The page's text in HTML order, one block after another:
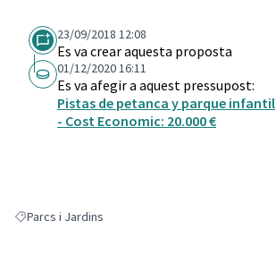
23/09/2018 12:08
Es va crear aquesta proposta
01/12/2020 16:11
Es va afegir a aquest pressupost:
Pistas de petanca y parque infantil
- Cost Economic: 20.000 €
Resultats en filtrar per: Parcs i Jardins
Parcs i Jardins